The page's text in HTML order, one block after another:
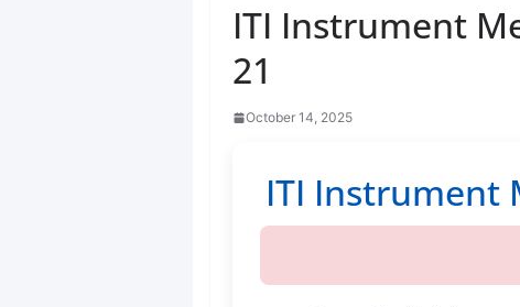
ITI Instrument
21
October 14, 2025
ITI Instrument